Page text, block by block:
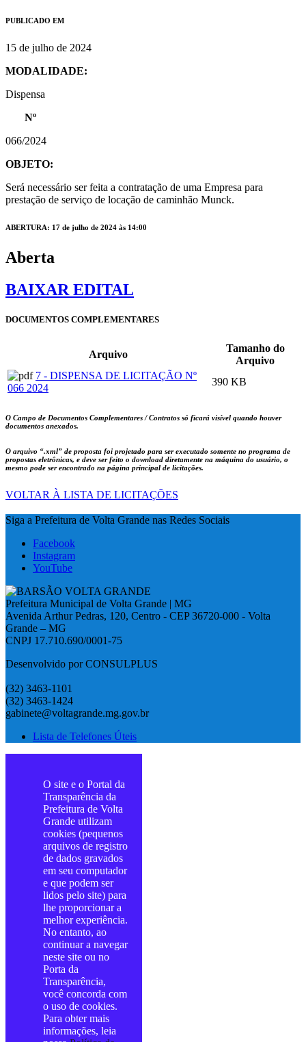
PUBLICADO EM
15 de julho de 2024
MODALIDADE:
Dispensa
Nº
066/2024
OBJETO:
Será necessário ser feita a contratação de uma Empresa para
prestação de serviço de locação de caminhão Munck.
ABERTURA: 17 de julho de 2024 às 14:00
Aberta
BAIXAR EDITAL
DOCUMENTOS COMPLEMENTARES
Arquivo
Tamanho do
Arquivo
7 - DISPENSA DE LICITAÇÃO Nº
066 2024
390 KB
O Campo de Documentos Complementares / Contratos só ficará visível quando houver
documentos anexados.
O arquivo “.xml” de proposta foi projetado para ser executado somente no programa de
propostas eletrônicas, e deve ser feito o download diretamente na máquina do usuário, o
mesmo pode ser encontrado na página principal de licitações.
VOLTAR À LISTA DE LICITAÇÕES
Siga a Prefeitura de Volta Grande nas Redes Sociais
Facebook
Instagram
YouTube
Prefeitura Municipal de Volta Grande | MG
Avenida Arthur Pedras, 120, Centro - CEP 36720-000 - Volta
Grande – MG
CNPJ 17.710.690/0001-75
Desenvolvido por CONSULPLUS
(32) 3463-1101
(32) 3463-1424
gabinete@voltagrande.mg.gov.br
Lista de Telefones Úteis
O site e o Portal da
Transparência da
Prefeitura de Volta
Grande utilizam
cookies (pequenos
arquivos de registro
de dados gravados
em seu computador
e que podem ser
lidos pelo site) para
lhe proporcionar a
melhor experiência.
No entanto, ao
continuar a navegar
neste site ou no
Porta da
Transparência,
você concorda com
o uso de cookies.
Para obter mais
informações, leia